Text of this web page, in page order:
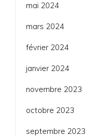
mai 2024
mars 2024
février 2024
janvier 2024
novembre 2023
octobre 2023
septembre 2023